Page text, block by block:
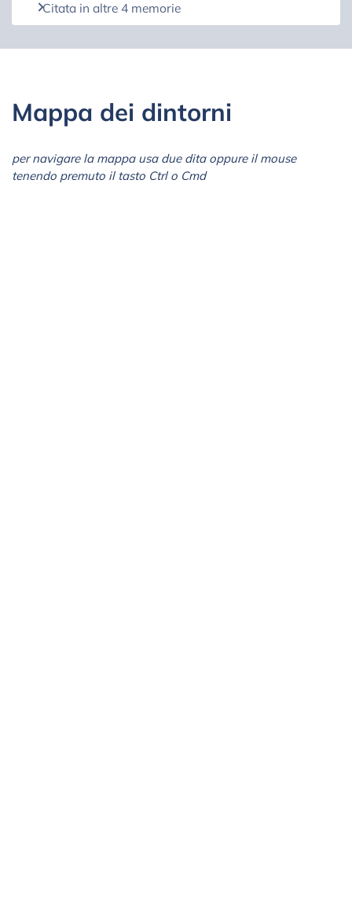
Citata in altre 4 memorie
Mappa dei dintorni
per navigare la mappa usa due dita oppure il mouse
tenendo premuto il tasto Ctrl o Cmd